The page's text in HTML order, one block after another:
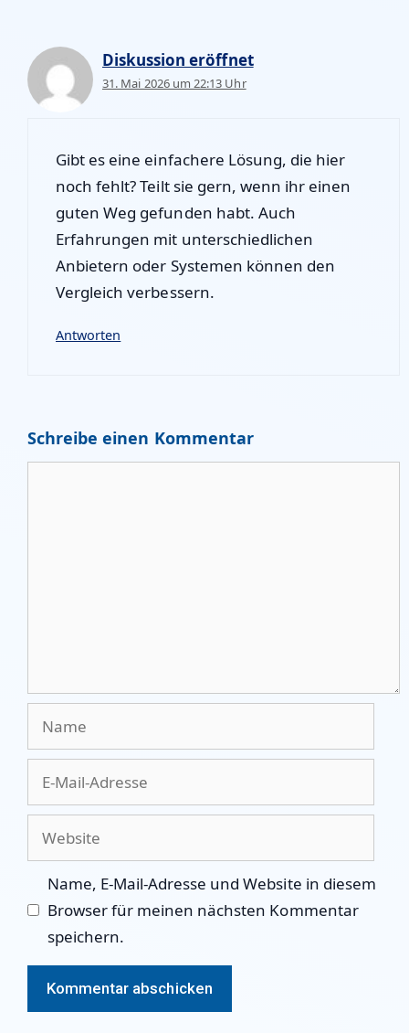
Diskussion eröffnet
31. Mai 2026 um 22:13 Uhr
Gibt es eine einfachere Lösung, die hier
noch fehlt? Teilt sie gern, wenn ihr einen
guten Weg gefunden habt. Auch
Erfahrungen mit unterschiedlichen
Anbietern oder Systemen können den
Vergleich verbessern.
Antworten
Schreibe einen Kommentar
Name, E-Mail-Adresse und Website in diesem
Browser für meinen nächsten Kommentar
speichern.